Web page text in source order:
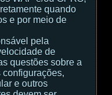
quando
e por meio de
pela
de
questões sobre a
e outros